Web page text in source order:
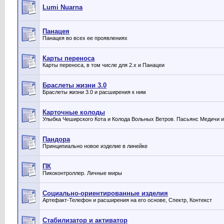
Lumi Nuarna
Панацея
Панацея во всех ее проявлениях
Карты переноса
Карты переноса, в том числе для 2.х и Панацеи
Браслеты жизни 3.0
Браслеты жизни 3.0 и расширения к ним
Карточные колоды
Улыбка Чеширского Кота и Колода Вольных Ветров. Пасьянс Медичи и
Пандора
Принципиально новое изделие в линейке
ПК
Пикоконтроллер. Личные миры
Социально-ориентированные изделия
Артефакт-Телефон и расширения на его основе, Спектр, Контекст
Стабилизатор и активатор